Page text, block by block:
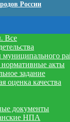
России
Все
акты
задание
оценка качества
документы
НПА